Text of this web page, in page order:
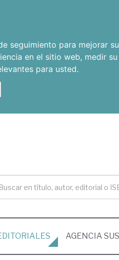
seguimiento para mejorar
en el sitio web, medir
para usted.
AGENCIA